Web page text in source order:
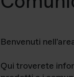
Benvenuti
Qui troverete